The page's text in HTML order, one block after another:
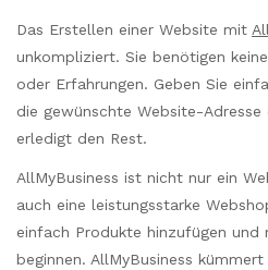
Das Erstellen einer Website mit
unkompliziert. Sie benötigen
oder Erfahrungen. Geben Sie
die gewünschte Website-Adresse
erledigt den Rest.
AllMyBusiness ist nicht nur ein
auch eine leistungsstarke
einfach Produkte hinzufügen und
beginnen. AllMyBusiness